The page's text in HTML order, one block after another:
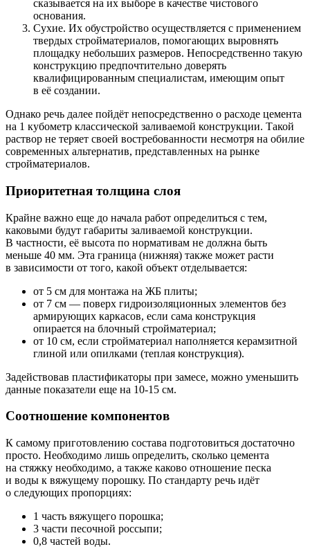
сказывается на их выборе в качестве чистового
основания.
Сухие. Их обустройство осуществляется с применением
твердых стройматериалов, помогающих выровнять
площадку небольших размеров. Непосредственно такую
конструкцию предпочтительно доверять
квалифицированным специалистам, имеющим опыт
в её создании.
Однако речь далее пойдёт непосредственно о расходе цемента
на 1 кубометр классической заливаемой конструкции. Такой
раствор не теряет своей востребованности несмотря на обилие
современных альтернатив, представленных на рынке
стройматериалов.
Приоритетная толщина слоя
Крайне важно еще до начала работ определиться с тем,
каковыми будут габариты заливаемой конструкции.
В частности, её высота по нормативам не должна быть
меньше 40 мм. Эта граница (нижняя) также может расти
в зависимости от того, какой объект отделывается:
от 5 см для монтажа на ЖБ плиты;
от 7 см — поверх гидроизоляционных элементов без
армирующих каркасов, если сама конструкция
опирается на блочный стройматериал;
от 10 см, если стройматериал наполняется керамзитной
глиной или опилками (теплая конструкция).
Задействовав пластификаторы при замесе, можно уменьшить
данные показатели еще на 10-15 см.
Соотношение компонентов
К самому приготовлению состава подготовиться достаточно
просто. Необходимо лишь определить, сколько цемента
на стяжку необходимо, а также каково отношение песка
и воды к вяжущему порошку. По стандарту речь идёт
о следующих пропорциях:
1 часть вяжущего порошка;
3 части песочной россыпи;
0,8 частей воды.